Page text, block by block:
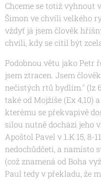
Chceme se totiž vyhnout
Šimon ve chvíli velkého
vždyť já jsem člověk
chvíli, kdy se cítil být
Podobnou větu jako Petr
jsem ztracen. Jsem
nečistých rtů bydlím." (Iz
také od Mojžíše (Ex 4,10)
kterému se překvapivě
silou nutně dochází jeho
Apoštol Pavel v 1.K 15, 8-11
nedochůdčeti, a namísto
(což znamená od Boha
Paul tedy v překladu, že